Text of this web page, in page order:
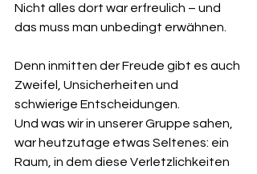
Nicht alles dort war erfreulich – und
das muss man unbedingt erwähnen.
Denn inmitten der Freude gibt es auch
Zweifel, Unsicherheiten und
schwierige Entscheidungen.
Und was wir in unserer Gruppe sahen,
war heutzutage etwas Seltenes: ein
Raum, in dem diese Verletzlichkeiten